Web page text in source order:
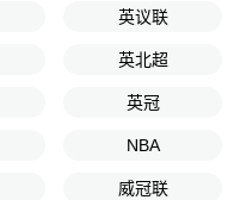
英议联
英北超
英冠
NBA
威冠联